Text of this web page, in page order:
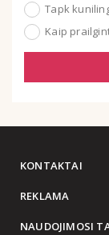
Tapk
Kaip
KONTAKTAI
REKLAMA
NAUDOJIMOSI